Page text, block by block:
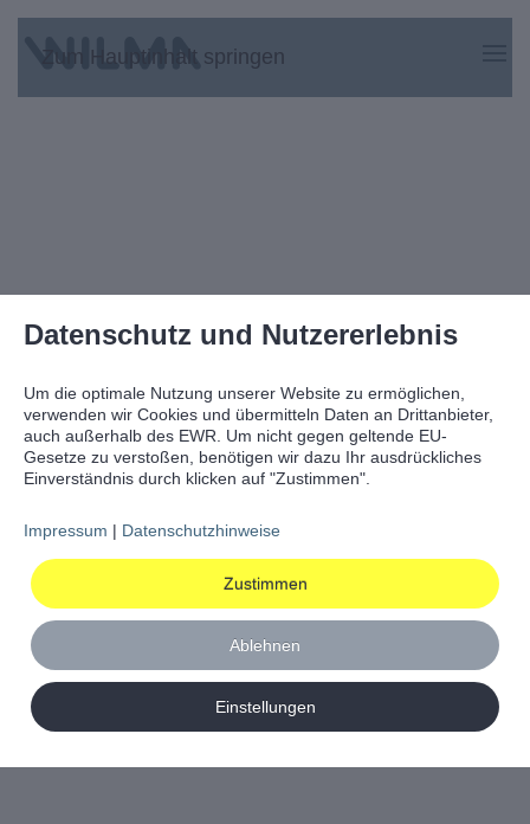
Datenschutz und Nutzererlebnis
Um die optimale Nutzung unserer Website zu ermöglichen,
verwenden wir Cookies und übermitteln Daten an Drittanbieter,
auch außerhalb des EWR. Um nicht gegen geltende EU-
Gesetze zu verstoßen, benötigen wir dazu Ihr ausdrückliches
Einverständnis durch klicken auf "Zustimmen".
Impressum | Datenschutzhinweise
Zustimmen
Ablehnen
Einstellungen
Zum Hauptinhalt springen